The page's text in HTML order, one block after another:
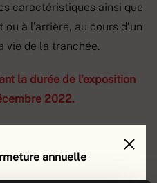
annuelle
caractéristiques ainsi que
à l’arrière, au cours d’un
vie de la tranchée.
la durée de l’exposition
2022.